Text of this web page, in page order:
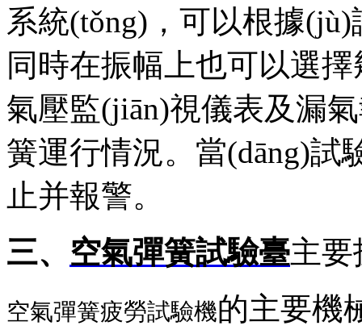
系統(tǒng)，可以根據(jù)
同時在振幅上也可以選
氣壓監(jiān)視儀表及漏
簧運行情況。當(dāng)試
止并報警。
三、 空氣彈簧試驗臺主要
空氣彈簧疲勞試驗機的主要機